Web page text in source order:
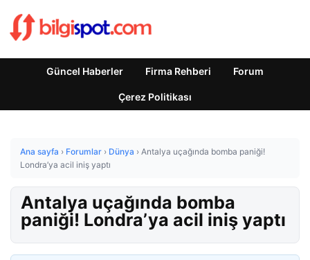
Güncel Haberler Firma Rehberi Forum
Çerez Politikası
Ana sayfa › Forumlar › Dünya › Antalya uçağında bomba paniği!
Londra’ya acil iniş yaptı
Antalya uçağında bomba
paniği! Londra’ya acil iniş yaptı